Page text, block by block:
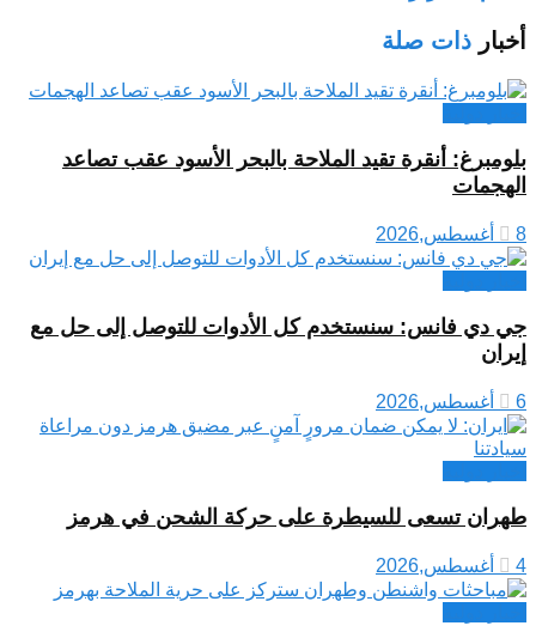
أخبار ذات صلة
بلومبرغ: أنقرة تقيد الملاحة بالبحر الأسود عقب تصاعد
الهجمات
8 أغسطس,2026
جي دي فانس: سنستخدم كل الأدوات للتوصل إلى حل مع
إيران
6 أغسطس,2026
طهران تسعى للسيطرة على حركة الشحن في هرمز
4 أغسطس,2026